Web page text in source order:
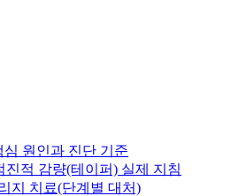
원인과 진단 기준
진적 감량(테이퍼) 실제 지침
지 치료(단계별 대처)